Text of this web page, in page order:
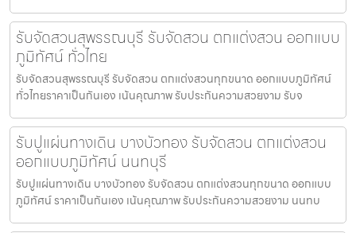
รับจัดสวนสุพรรณบุรี รับจัดสวน ตกแต่งสวน ออกแบบ
ภูมิทัศน์ ทั่วไทย
รับจัดสวนสุพรรณบุรี รับจัดสวน ตกแต่งสวนทุกขนาด ออกแบบภูมิทัศน์
ทั่วไทยราคาเป็นกันเอง เน้นคุณภาพ รับประกันความสวยงาม รับจ
รับปูแผ่นทางเดิน บางบัวทอง รับจัดสวน ตกแต่งสวน
ออกแบบภูมิทัศน์ นนทบุรี
รับปูแผ่นทางเดิน บางบัวทอง รับจัดสวน ตกแต่งสวนทุกขนาด ออกแบบ
ภูมิทัศน์ ราคาเป็นกันเอง เน้นคุณภาพ รับประกันความสวยงาม นนทบ